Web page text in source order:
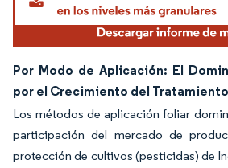
Por Modo de Aplicación: El
por el Crecimiento del
Los métodos de aplicación foliar
participación del mercado de
protección de cultivos (pesticidas) de